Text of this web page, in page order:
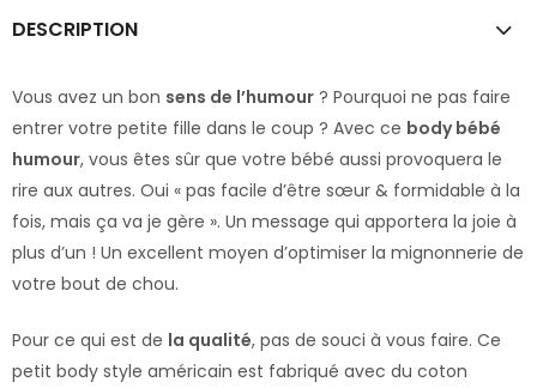
DESCRIPTION
Vous avez un bon sens de l’humour ? Pourquoi ne pas faire
entrer votre petite fille dans le coup ? Avec ce body bébé
humour, vous êtes sûr que votre bébé aussi provoquera le
rire aux autres. Oui « pas facile d’être sœur & formidable à la
fois, mais ça va je gère ». Un message qui apportera la joie à
plus d’un ! Un excellent moyen d’optimiser la mignonnerie de
votre bout de chou.
Pour ce qui est de la qualité, pas de souci à vous faire. Ce
petit body style américain est fabriqué avec du coton